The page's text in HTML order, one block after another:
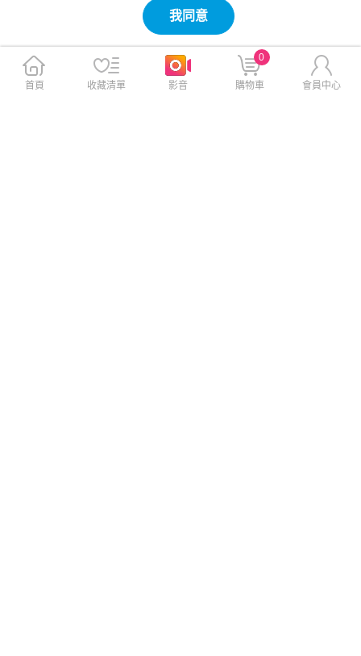
我同意
首頁 收藏清單 影音 購物車
0
會員中心